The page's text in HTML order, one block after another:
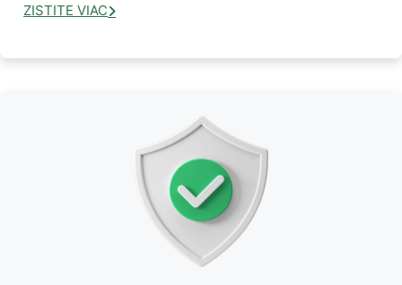
ZISTITE VIAC